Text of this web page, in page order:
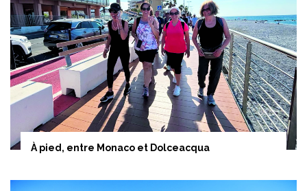
À pied, entre Monaco et Dolceacqua